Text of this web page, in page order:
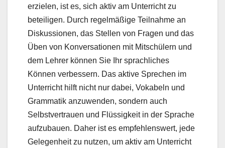
erzielen, ist es, sich aktiv am Unterricht zu
beteiligen. Durch regelmäßige Teilnahme an
Diskussionen, das Stellen von Fragen und das
Üben von Konversationen mit Mitschülern und
dem Lehrer können Sie Ihr sprachliches
Können verbessern. Das aktive Sprechen im
Unterricht hilft nicht nur dabei, Vokabeln und
Grammatik anzuwenden, sondern auch
Selbstvertrauen und Flüssigkeit in der Sprache
aufzubauen. Daher ist es empfehlenswert, jede
Gelegenheit zu nutzen, um aktiv am Unterricht